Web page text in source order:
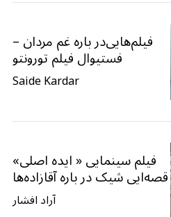
فیلم‌هایی‌در باره غم مردان –
فستیوال فیلم تورونتو
Saide Kardar
فیلم سینمایی « ایده اصلی»
قصه‌ایی شیک در باره آقازاده‌ها
آراد افشار